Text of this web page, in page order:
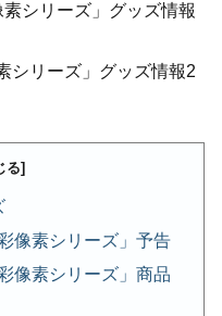
シリーズ」グッズ情報
シリーズ」グッズ情報2
像素シリーズ」予告
像素シリーズ」商品